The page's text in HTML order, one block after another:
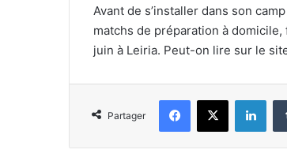
Avant de s’installer dans son
matchs de préparation à
juin à Leiria. Peut-on lire sur le
Partager
Facebook
X